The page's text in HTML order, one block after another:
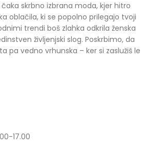
skrbno izbrana moda, kjer hitro
oblačila, ki se popolno prilegajo tvoji
trendi boš zlahka odkrila ženska
življenjski slog. Poskrbimo, da
pa vedno vrhunska – ker si zaslužiš le
17.00